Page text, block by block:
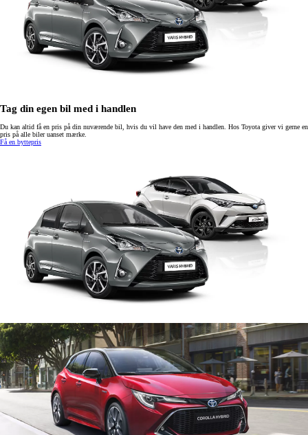
Tag din egen bil med i handlen
Du kan altid få en pris på din nuværende bil, hvis du vil have den med i handlen. Hos Toyota giver vi gerne en
pris på alle biler uanset mærke.
Få en byttepris